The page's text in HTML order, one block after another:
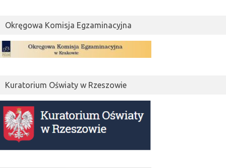
Okręgowa Komisja Egzaminacyjna
Kuratorium Oświaty w Rzeszowie